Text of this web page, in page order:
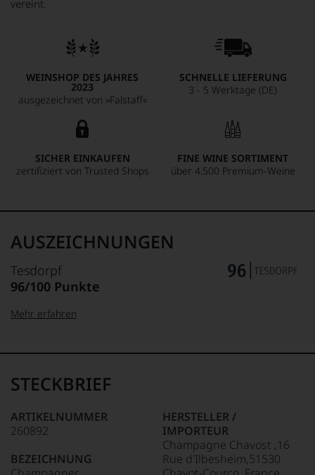
vereint.
WEINSHOP DES JAHRES
2023
ausgezeichnet von »Falstaff«
SCHNELLE LIEFERUNG
3 - 5 Werktage (DE)
SICHER EINKAUFEN
zertifiziert von Trusted Shops
FINE WINE SORTIMENT
über 4.500 Premium-Weine
AUSZEICHNUNGEN
Tesdorpf
96/100 Punkte
95–98 Punkte:
90–94 Punkte:
Name
Tesdorpf
für
»Fine
für
die
Mehr erfahren
STECKBRIEF
ARTIKELNUMMER
260892
BEZEICHNUNG
HERSTELLER /
IMPORTEUR
Champagne Chavost ,16
Rue d'Ilbesheim,51530